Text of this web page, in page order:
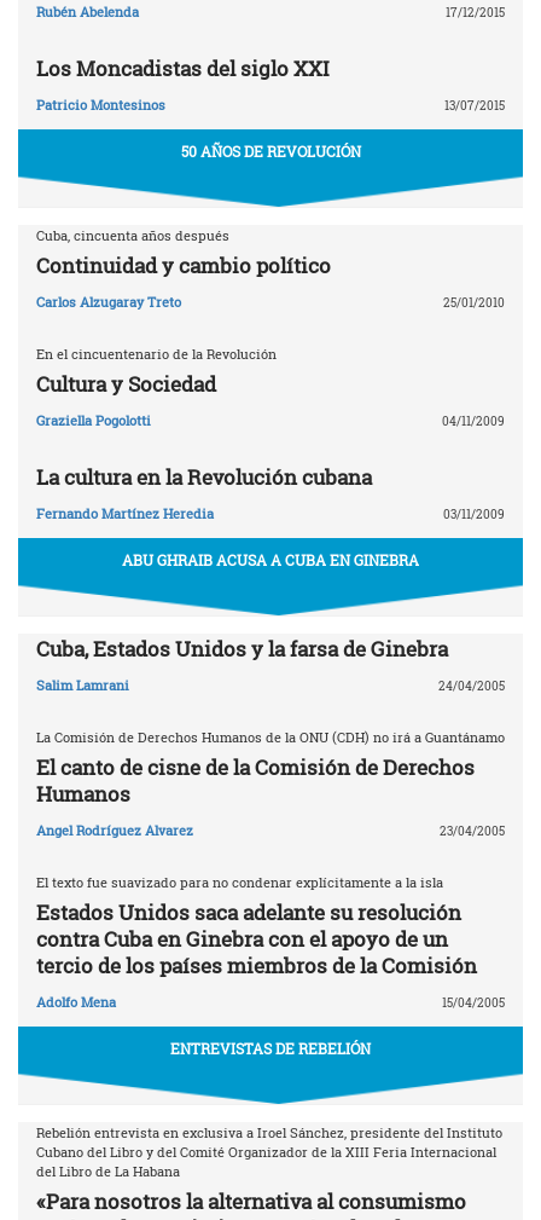
Rubén Abelenda 17/12/2015
Los Moncadistas del siglo XXI
Patricio Montesinos 13/07/2015
50 AÑOS DE REVOLUCIÓN
Cuba, cincuenta años después
Continuidad y cambio político
Carlos Alzugaray Treto 25/01/2010
En el cincuentenario de la Revolución
Cultura y Sociedad
Graziella Pogolotti 04/11/2009
La cultura en la Revolución cubana
Fernando Martínez Heredia 03/11/2009
ABU GHRAIB ACUSA A CUBA EN GINEBRA
Cuba, Estados Unidos y la farsa de Ginebra
Salim Lamrani 24/04/2005
La Comisión de Derechos Humanos de la ONU (CDH) no irá a Guantánamo
El canto de cisne de la Comisión de Derechos
Humanos
Angel Rodríguez Alvarez 23/04/2005
El texto fue suavizado para no condenar explícitamente a la isla
Estados Unidos saca adelante su resolución
contra Cuba en Ginebra con el apoyo de un
tercio de los países miembros de la Comisión
Adolfo Mena 15/04/2005
ENTREVISTAS DE REBELIÓN
Rebelión entrevista en exclusiva a Iroel Sánchez, presidente del Instituto
Cubano del Libro y del Comité Organizador de la XIII Feria Internacional
del Libro de La Habana
«Para nosotros la alternativa al consumismo